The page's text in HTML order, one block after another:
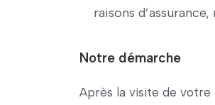
raisons
Notre démarche
Après la visite de